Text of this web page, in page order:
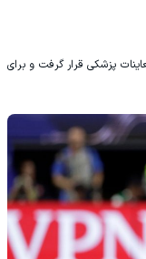
پزشکی قرار گرفت و برای